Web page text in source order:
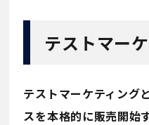
テストマー
テストマーケティング
スを本格的に販売開始